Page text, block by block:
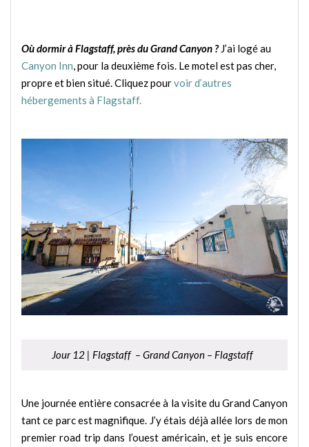
Où dormir à Flagstaff, près du Grand Canyon ? J’ai logé au
Canyon Inn, pour la deuxième fois. Le motel est pas cher,
propre et bien situé. Cliquez pourvoir d’autres
hébergements à Flagstaff.
Jour 12 | Flagstaff – Grand Canyon – Flagstaff
Une journée entière consacrée à la visite du Grand Canyon
tant ce parc est magnifique. J’y étais déjà allée lors de mon
premier road trip dans l’ouest américain, et je suis encore